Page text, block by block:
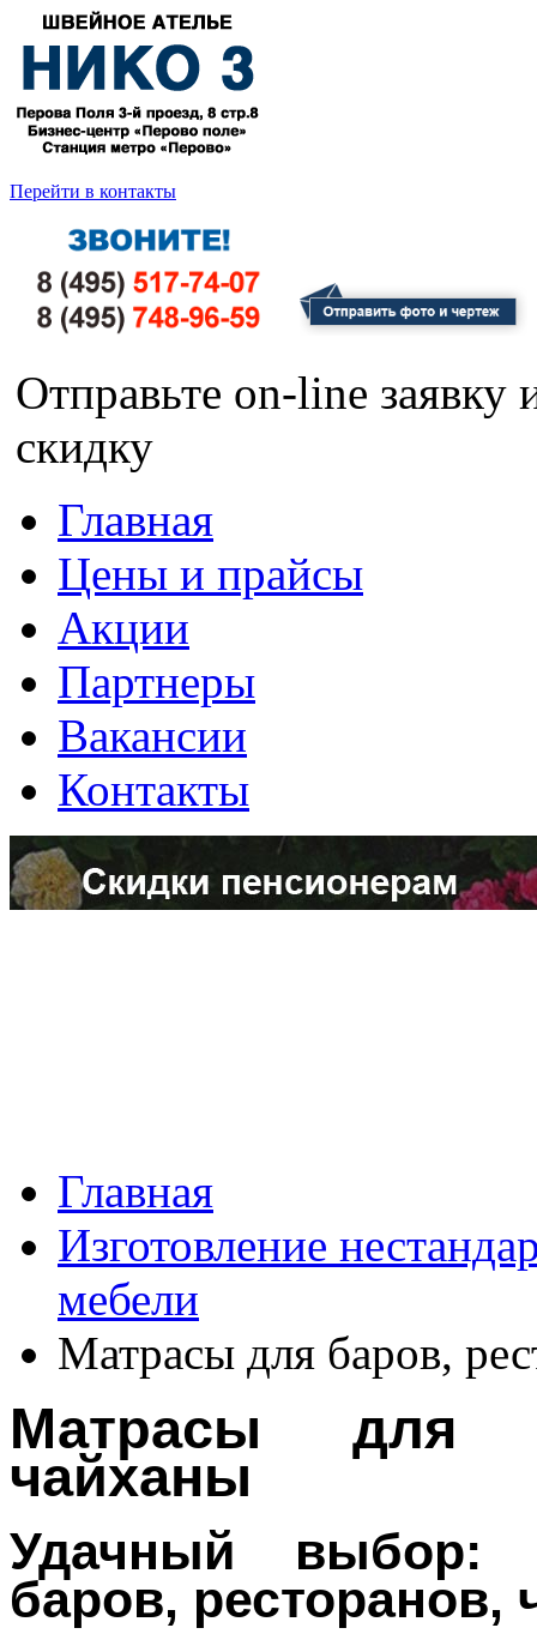
Перейти в контакты
Отправьте on-line
скидку
Главная
Цены и прайсы
Акции
Партнеры
Вакансии
Контакты
Главная
Изготовление
мебели
Матрасы для баров,
Матрасы для
чайханы
Удачный выбор:
баров, ресторанов,